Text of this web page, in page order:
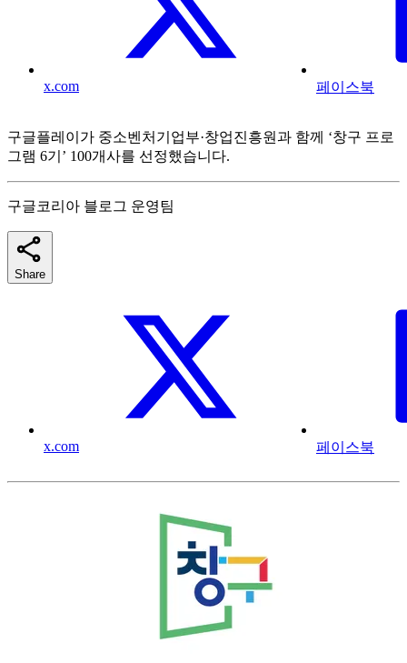
x.com 페이스북
구글플레이가 중소벤처기업부·창업진흥원과 함께 ‘창구 프로
그램 6기’ 100개사를 선정했습니다.
구글코리아 블로그 운영팀
Share
x.com 페이스북